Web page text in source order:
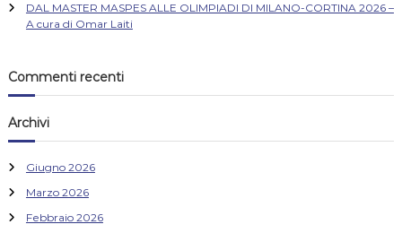
DAL MASTER MASPES ALLE OLIMPIADI DI MILANO-CORTINA 2026 –
A cura di Omar Laiti
Commenti recenti
Archivi
Giugno 2026
Marzo 2026
Febbraio 2026